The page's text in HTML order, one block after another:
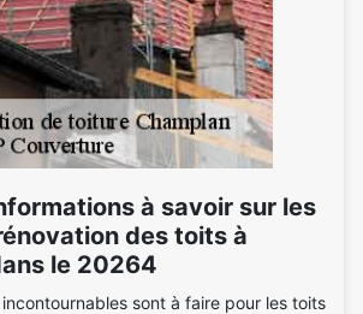
à savoir sur les
des toits à
le 20264
sont à faire pour les toits